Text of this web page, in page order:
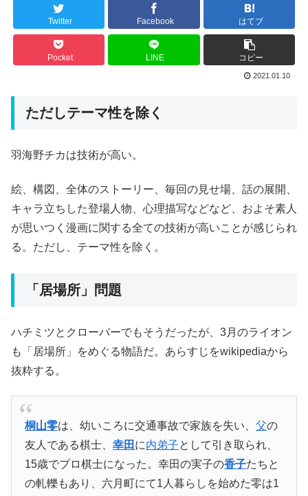
Twitter Facebook はてブ
Pocket LINE コピー
2021.01.10
ただしテーマ性を除く
羽海野チカは技術が高い。
絵、構図、全体のストーリー、毎回の見せ場、話の展開、
キャラ立ちした登場人物、心理描写などなど、およそ素人
が思いつく漫画に関する全ての技術が高いことが感じられ
る。ただし、テーマ性を除く。
「居場所」問題
ハチミツとクローバーでもそうだったが、3月のライオン
も「居場所」をめぐる物語だ。あらすじをwikipediaから
抜粋する。
桐山零は、幼いころに交通事故で家族を失い、父の
友人である棋士、幸田 に内弟子として引き取られ、
15歳でプロ棋士になった。幸田の実子の香子たちと
の軋轢もあり、六月町にて1人暮らしを始めた零は1